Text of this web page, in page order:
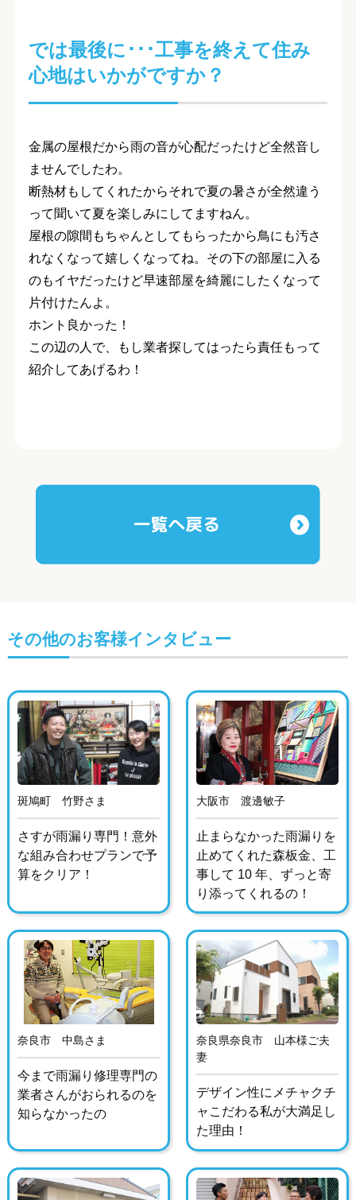
では最後に･･･工事を終えて住み
心地はいかがですか？
金属の屋根だから雨の音が心配だったけど全然音し
ませんでしたわ。
断熱材もしてくれたからそれで夏の暑さが全然違う
って聞いて夏を楽しみにしてますねん。
屋根の隙間もちゃんとしてもらったから鳥にも汚さ
れなくなって嬉しくなってね。その下の部屋に入る
のもイヤだったけど早速部屋を綺麗にしたくなって
片付けたんよ。
ホント良かった！
この辺の人で、もし業者探してはったら責任もって
紹介してあげるわ！
その他のお客様インタビュー
斑鳩町 竹野さま
さすが雨漏り専門！意外
な組み合わせプランで予
算をクリア！
大阪市 渡邊敏子
止まらなかった雨漏りを
止めてくれた森板金、工
事して 10 年、ずっと寄
り添ってくれるの！
奈良市 中島さま
今まで雨漏り修理専門の
業者さんがおられるのを
知らなかったの
奈良県奈良市 山本様ご夫
妻
デザイン性にメチャクチ
ャこだわる私が大満足し
た理由！